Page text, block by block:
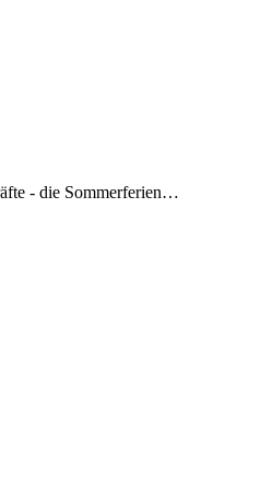
- die Sommerferien…